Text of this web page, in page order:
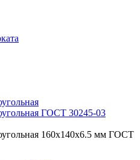
ГОСТ 30245-03
160x140x6.5 мм ГОСТ